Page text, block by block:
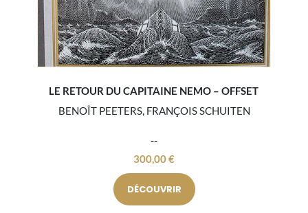
LE RETOUR DU CAPITAINE NEMO – OFFSET
300,00€
BENOÎT PEETERS, FRANÇOIS SCHUITEN
DÉCOUVRIR